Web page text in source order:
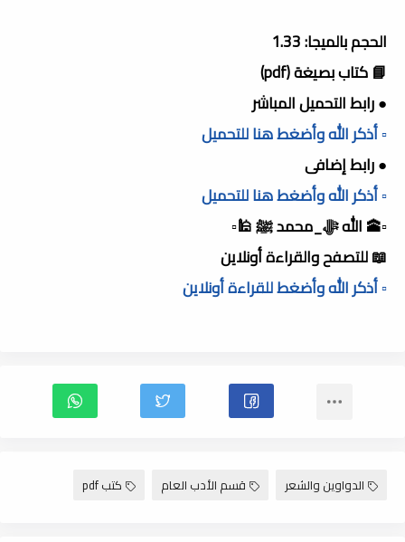
الحجم بالميجا: 1.33
📘 كتاب بصيغة (pdf)
● رابط التحميل المباشر
▫️ أذكر الله وأضغط هنا للتحميل
● رابط إضافى
▫️ أذكر الله وأضغط هنا للتحميل
▫️🕋 الله ﷻ_محمد ﷺ 🕌▫️
📖 للتصفح والقراءة أونلاين
▫️ أذكر الله وأضغط للقراءة أونلاين
الدواوين والشعر قسم الأدب العام كتب pdf